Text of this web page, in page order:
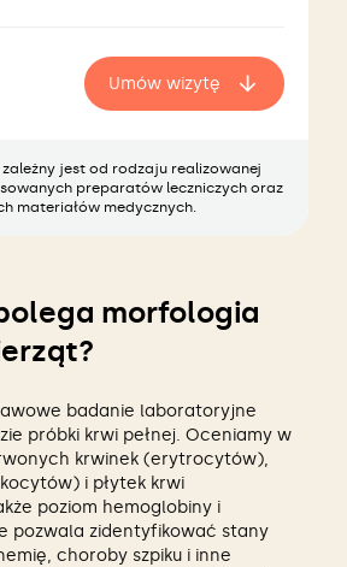
Umów wizytę
zależny jest od rodzaju realizowanej
preparatów leczniczych oraz
materiałów medycznych.
morfologia
badanie laboratoryjne
próbki krwi pełnej. Oceniamy w
krwinek (erytrocytów),
i płytek krwi
poziom hemoglobiny i
pozwala zidentyfikować stany
choroby szpiku i inne